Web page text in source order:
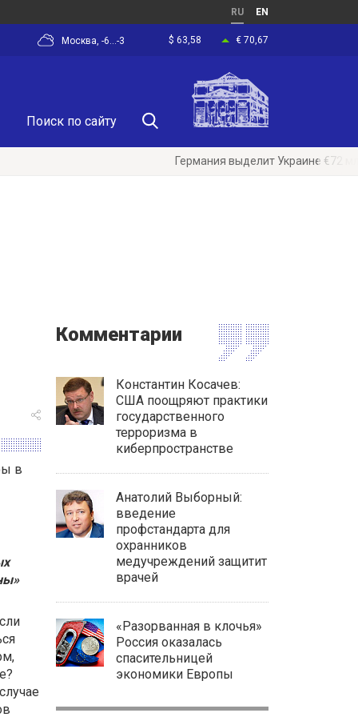
RU EN
$ 63,58 € 70,67
Москва, -6...-3
Германия выделит Украине €72 млн на
Комментарии
Константин Косачев:
США поощряют практики
государственного
терроризма в
киберпространстве
Анатолий Выборный:
введение
профстандарта для
охранников
медучреждений защитит
врачей
«Разорванная в клочья»
Россия оказалась
спасительницей
экономики Европы